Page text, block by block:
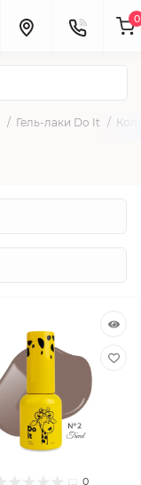
0
Гель-лаки Do It
0